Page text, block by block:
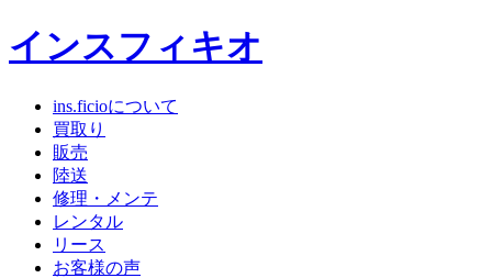
インスフィキオ
ins.ficioについて
買取り
販売
陸送
修理・メンテ
レンタル
リース
お客様の声